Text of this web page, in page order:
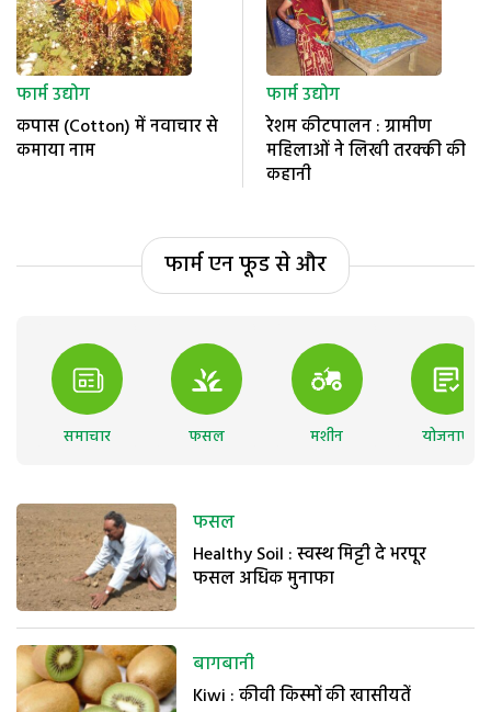
फार्म उद्योग
कपास (Cotton) में नवाचार से
कमाया नाम
फार्म उद्योग
रेशम कीटपालन : ग्रामीण
महिलाओं ने लिखी तरक्की की
कहानी
फार्म एन फूड से और
समाचार फसल मशीन योजनाएं
फसल
Healthy Soil : स्वस्थ मिट्टी दे भरपूर
फसल अधिक मुनाफा
बागबानी
Kiwi : कीवी किस्मों की खासीयतें